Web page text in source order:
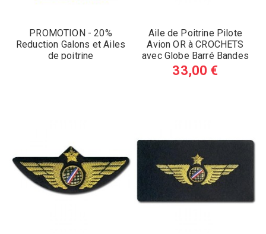
PROMOTION - 20%
Reduction Galons et Ailes
de poitrine
Aile de Poitrine Pilote
Avion OR à CROCHETS
avec Globe Barré Bandes
Bleu Blanc Rouge (A)
33,00 €